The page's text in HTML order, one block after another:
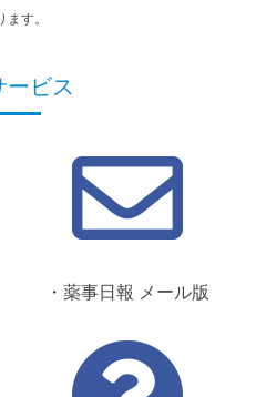
す。
ービス
・薬事日報 メール版